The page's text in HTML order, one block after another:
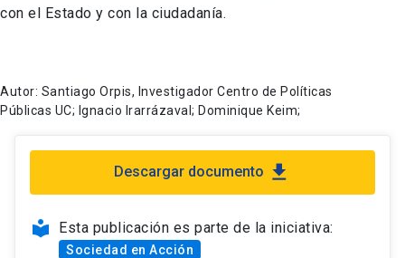
con el Estado y con la ciudadanía.
Autor: Santiago Orpis, Investigador Centro de Políticas
Públicas UC; Ignacio Irarrázaval; Dominique Keim;
Descargar documento file_download
local_library Esta publicación es parte de la iniciativa:
Sociedad en Acción